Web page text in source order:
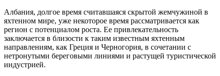
Албания, долгое время считавшаяся скрытой жемчужиной в
яхтенном мире, уже некоторое время рассматривается как
регион с потенциалом роста. Ее привлекательность
заключается в близости к таким известным яхтенным
направлениям, как Греция и Черногория, в сочетании с
нетронутыми береговыми линиями и растущей туристической
индустрией.